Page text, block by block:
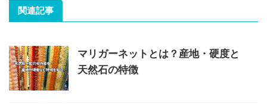
関連記事
マリガーネットとは？産地・硬度と
天然石の特徴